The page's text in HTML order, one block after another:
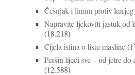
Češnjak i limun protiv kurjeg
Napravite ljekoviti jastuk od
(18.218)
Cijela istina o listu masline
Peršin liječi sve – od jetre do
(12.588)